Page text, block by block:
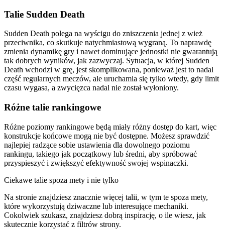
Talie Sudden Death
Sudden Death polega na wyścigu do zniszczenia jednej z wież
przeciwnika, co skutkuje natychmiastową wygraną. To naprawdę
zmienia dynamikę gry i nawet dominujące jednostki nie gwarantują
tak dobrych wyników, jak zazwyczaj. Sytuacja, w której Sudden
Death wchodzi w grę, jest skomplikowana, ponieważ jest to nadal
część regularnych meczów, ale uruchamia się tylko wtedy, gdy limit
czasu wygasa, a zwycięzca nadal nie został wyłoniony.
Różne talie rankingowe
Różne poziomy rankingowe będą miały różny dostęp do kart, więc
konstrukcje końcowe mogą nie być dostępne. Możesz sprawdzić
najlepiej radzące sobie ustawienia dla dowolnego poziomu
rankingu, takiego jak początkowy lub średni, aby spróbować
przyspieszyć i zwiększyć efektywność swojej wspinaczki.
Ciekawe talie spoza mety i nie tylko
Na stronie znajdziesz znacznie więcej talii, w tym te spoza mety,
które wykorzystują dziwaczne lub interesujące mechaniki.
Cokolwiek szukasz, znajdziesz dobrą inspirację, o ile wiesz, jak
skutecznie korzystać z filtrów strony.